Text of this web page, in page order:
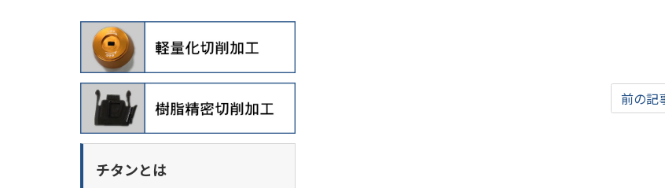
前の記
チタンとは